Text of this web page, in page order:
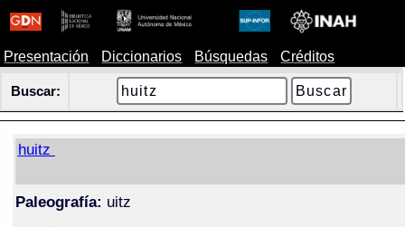
Presentación Diccionarios Búsquedas Créditos
Buscar:
huitz
Paleografía: uitz